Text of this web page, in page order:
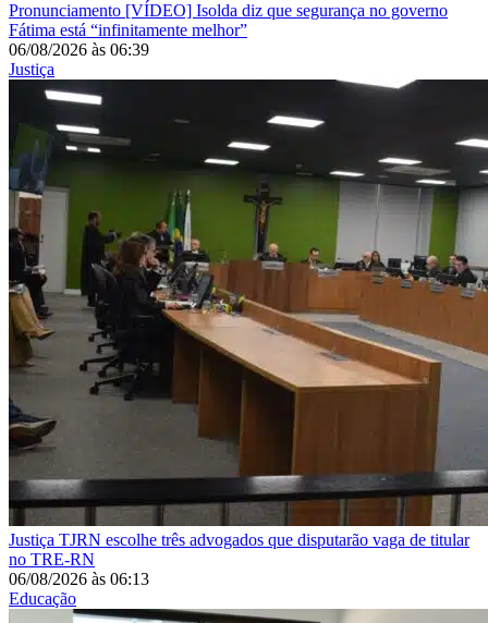
Pronunciamento [VÍDEO] Isolda diz que segurança no governo
Fátima está “infinitamente melhor”
06/08/2026 às 06:39
Justiça
Justiça TJRN escolhe três advogados que disputarão vaga de titular
no TRE-RN
06/08/2026 às 06:13
Educação